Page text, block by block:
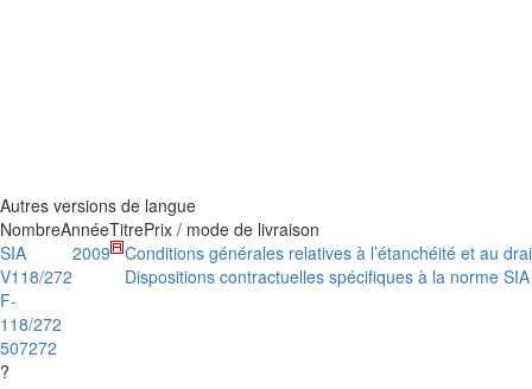
Autres versions de langue
NombreAnnéeTitrePrix / mode de livraison
SIA
V118/272
F-
118/272
507272
?
2009
Conditions générales relatives à l’étanchéité et au
Dispositions contractuelles spécifiques à la norme